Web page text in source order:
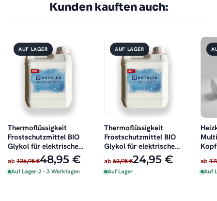
Kunden kauften auch:
AUF LAGER
Thermoflüssigkeit
Frostschutzmittel BIO
Glykol für elektrische
Badheizkörper 4 Liter
ab 126,95 €48,95 €
Auf Lager·2 - 3 Werktagen
AUF LAGER
Thermoflüssigkeit
Frostschutzmittel BIO
Glykol für elektrische
Badheizkörper 2 Liter
ab 63,95 €24,95 €
Auf Lager
ab
Auf